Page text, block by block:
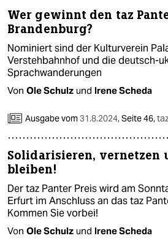
Wer gewinnt den taz
Brandenburg?
Nominiert sind der Kulturverein
Verstehbahnhof und die deutsch-
Sprachwanderungen
Von Ole Schulz und Irene Scheda
Ausgabe vom31.8.2024,Seite 46,
Solidarisieren, vernetzen
bleiben!
Der taz Panter Preis wird am
Erfurt im Anschluss an das taz
Kom­men Sie vorbei!
Von Ole Schulz und Irene Scheda